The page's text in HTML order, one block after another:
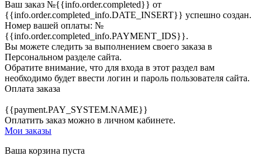
Ваш заказ №{{info.order.completed}} от
{{info.order.completed_info.DATE_INSERT}} успешно создан.
Номер вашей оплаты: №
{{info.order.completed_info.PAYMENT_IDS}}.
Вы можете следить за выполнением своего заказа в
Персональном разделе сайта.
Обратите внимание, что для входа в этот раздел вам
необходимо будет ввести логин и пароль пользователя сайта.
Оплата заказа
{{payment.PAY_SYSTEM.NAME}}
Оплатить заказ можно в личном кабинете.
Мои заказы
Ваша корзина пуста